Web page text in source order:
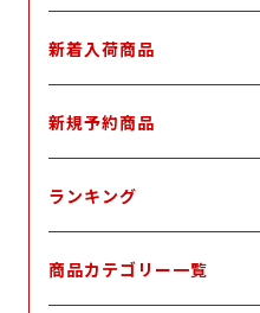
新着入荷商品
新規予約商品
ランキング
商品カテゴリー一覧